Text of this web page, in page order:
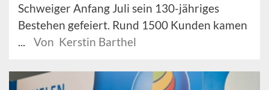
Schweiger Anfang Juli sein 130-jähriges
Bestehen gefeiert. Rund 1500 Kunden kamen
Von Kerstin Barthel